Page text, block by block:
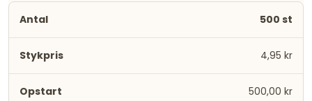
500 st
4,95 kr
500,00 kr